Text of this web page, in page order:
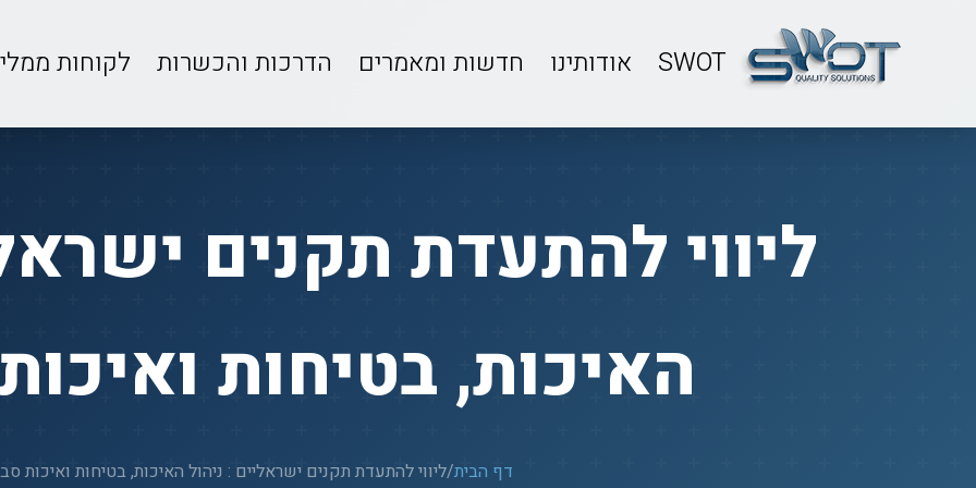
SWOT אודותינו חדשות ומאמרים הדרכות והכשרות לקוחות
ליווי להתעדת תקנים
האיכות, בטיחות
דף הבית/ליווי להתעדת תקנים ישראליים : ניהול האיכות, בטיחות ואיכות